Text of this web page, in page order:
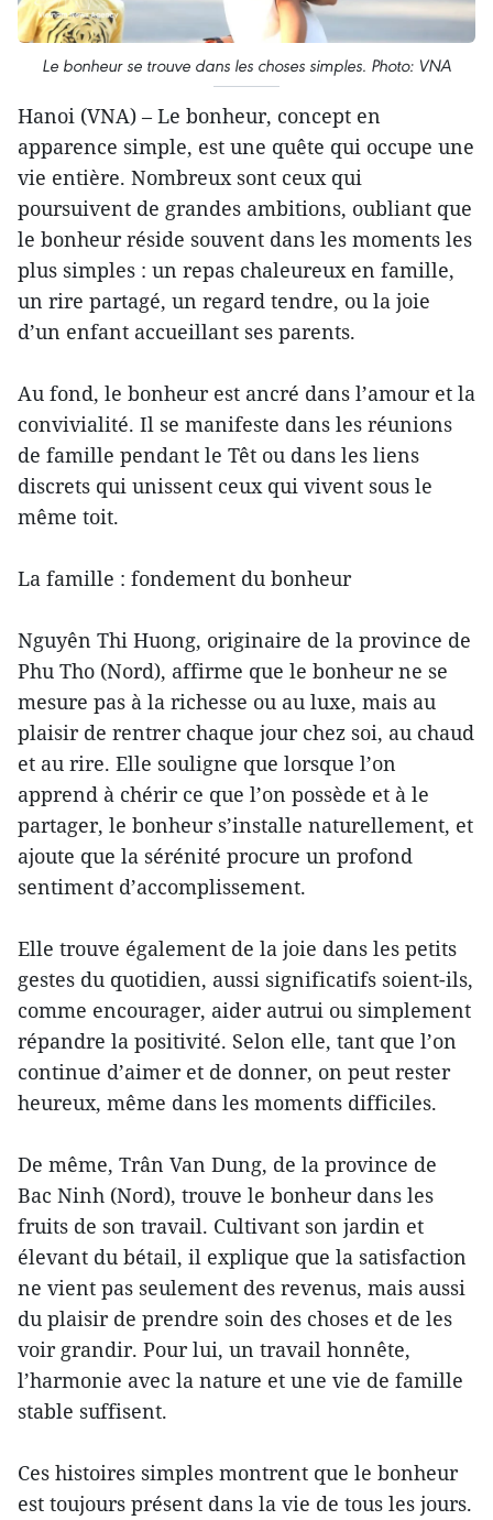
Le bonheur se trouve dans les choses simples. Photo: VNA
Hanoi (VNA) – Le bonheur, concept en
apparence simple, est une quête qui occupe une
vie entière. Nombreux sont ceux qui
poursuivent de grandes ambitions, oubliant que
le bonheur réside souvent dans les moments les
plus simples : un repas chaleureux en famille,
un rire partagé, un regard tendre, ou la joie
d’un enfant accueillant ses parents.
Au fond, le bonheur est ancré dans l’amour et la
convivialité. Il se manifeste dans les réunions
de famille pendant le Têt ou dans les liens
discrets qui unissent ceux qui vivent sous le
même toit.
La famille : fondement du bonheur
Nguyên Thi Huong, originaire de la province de
Phu Tho (Nord), affirme que le bonheur ne se
mesure pas à la richesse ou au luxe, mais au
plaisir de rentrer chaque jour chez soi, au chaud
et au rire. Elle souligne que lorsque l’on
apprend à chérir ce que l’on possède et à le
partager, le bonheur s’installe naturellement, et
ajoute que la sérénité procure un profond
sentiment d’accomplissement.
Elle trouve également de la joie dans les petits
gestes du quotidien, aussi significatifs soient-ils,
comme encourager, aider autrui ou simplement
répandre la positivité. Selon elle, tant que l’on
continue d’aimer et de donner, on peut rester
heureux, même dans les moments difficiles.
De même, Trân Van Dung, de la province de
Bac Ninh (Nord), trouve le bonheur dans les
fruits de son travail. Cultivant son jardin et
élevant du bétail, il explique que la satisfaction
ne vient pas seulement des revenus, mais aussi
du plaisir de prendre soin des choses et de les
voir grandir. Pour lui, un travail honnête,
l’harmonie avec la nature et une vie de famille
stable suffisent.
Ces histoires simples montrent que le bonheur
est toujours présent dans la vie de tous les jours.